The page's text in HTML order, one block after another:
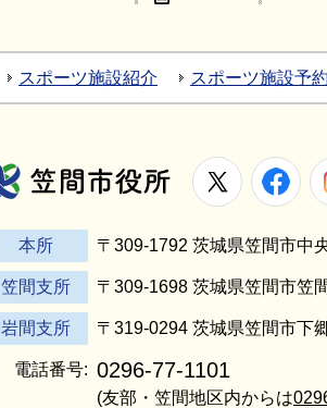
スポーツ施設紹介 スポーツ施設予約
笠間市役所
X
本所 〒309-1792 茨城県笠間市中
笠間支所 〒309-1698 茨城県笠間市笠
岩間支所 〒319-0294 茨城県笠間市下
電話番号: 0296-77-1101
(友部・笠間地区内からは